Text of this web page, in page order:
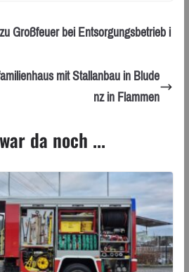
Großfeuer bei Entsorgungsbetrieb i
mit Stallanbau in Blude
nz in Flammen
da noch ...